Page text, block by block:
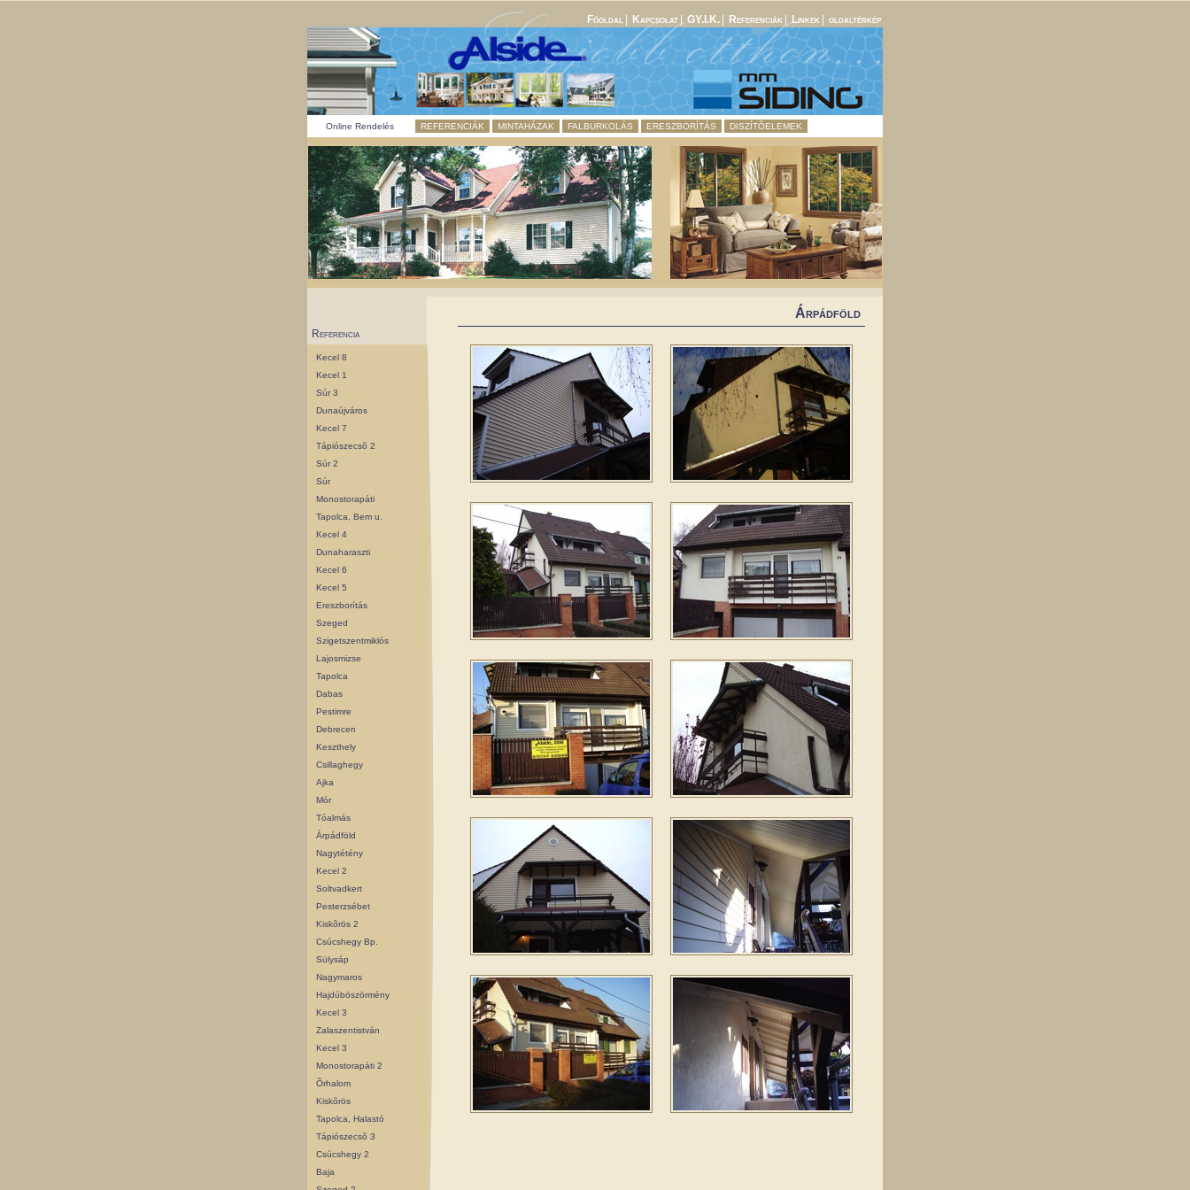
Fõoldal Kapcsolat GY.I.K. Referenciák Linkek oldaltérkép
Online Rendelés REFERENCIÁK MINTAHÁZAK FALBURKOLÁS ERESZBORÍTÁS DISZÍTÕELEMEK
Referencia
Kecel 8
Kecel 1
Súr 3
Dunaújváros
Kecel 7
Tápiószecsõ 2
Súr 2
Súr
Monostorapáti
Tapolca, Bem u.
Kecel 4
Dunaharaszti
Kecel 6
Kecel 5
Ereszborítás
Szeged
Szigetszentmiklós
Lajosmizse
Tapolca
Dabas
Pestimre
Debrecen
Keszthely
Csillaghegy
Ajka
Mór
Tóalmás
Árpádföld
Nagytétény
Kecel 2
Soltvadkert
Pesterzsébet
Kiskõrös 2
Csúcshegy Bp.
Sülysáp
Nagymaros
Hajdúböszörmény
Kecel 3
Zalaszentistván
Kecel 3
Monostorapáti 2
Õrhalom
Kiskõrös
Tapolca, Halastó
Tápiószecsõ 3
Csúcshegy 2
Baja
Árpádföld